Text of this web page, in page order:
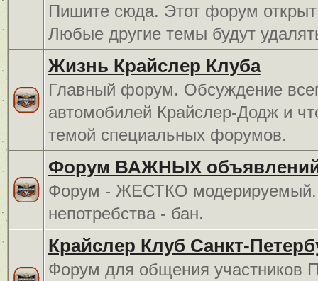
Пишите сюда. Этот форум открыт
Любые другие темы будут
Жизнь Крайслер Клуба
Главный форум. Обсуждение
автомобилей Крайслер-Додж и
темой специальных форумов.
Форум ВАЖНЫХ
Форум - ЖЕСТКО
непотребства - бан.
Крайслер Клуб Санкт-
Форум для общения участников